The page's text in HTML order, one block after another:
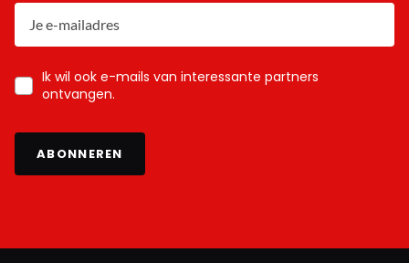
Ik wil ook e-mails van interessante partners
ontvangen.
ABONNEREN